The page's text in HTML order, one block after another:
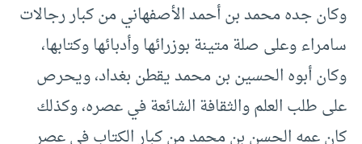
وكان جده محمد بن أحمد الأصفهاني من كبار رجالات
سامراء وعلى صلة متينة بوزرائها وأدبائها وكتابها،
وكان أبوه الحسين بن محمد يقطن بغداد، ويحرص
على طلب العلم والثقافة الشائعة في عصره، وكذلك
كان عمه الحسن بن محمد من كبار الكتاب في عصر